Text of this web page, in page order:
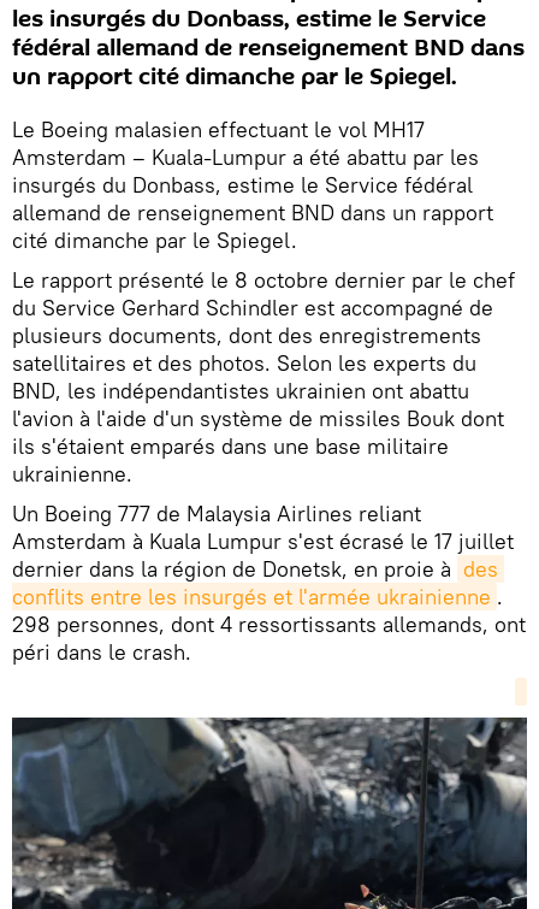
les insurgés du Donbass, estime le Service
fédéral allemand de renseignement BND dans
un rapport cité dimanche par le Spiegel.
Le Boeing malasien effectuant le vol MH17
Amsterdam – Kuala-Lumpur a été abattu par les
insurgés du Donbass, estime le Service fédéral
allemand de renseignement BND dans un rapport
cité dimanche par le Spiegel.
Le rapport présenté le 8 octobre dernier par le chef
du Service Gerhard Schindler est accompagné de
plusieurs documents, dont des enregistrements
satellitaires et des photos. Selon les experts du
BND, les indépendantistes ukrainien ont abattu
l'avion à l'aide d'un système de missiles Bouk dont
ils s'étaient emparés dans une base militaire
ukrainienne.
Un Boeing 777 de Malaysia Airlines reliant
Amsterdam à Kuala Lumpur s'est écrasé le 17 juillet
dernier dans la région de Donetsk, en proie à des
conflits entre les insurgés et l'armée ukrainienne .
298 personnes, dont 4 ressortissants allemands, ont
péri dans le crash.